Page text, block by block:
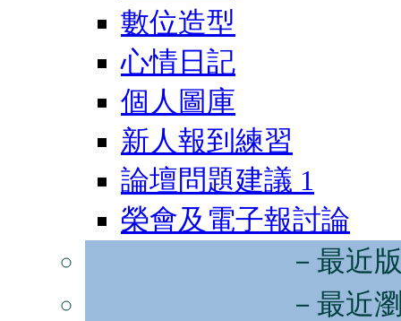
數位造型
心情日記
個人圖庫
新人報到練習
論壇問題建議 1
榮會及電子報討論
－最近
－最近